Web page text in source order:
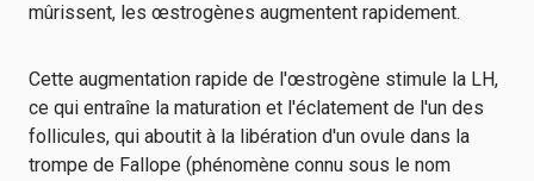
mûrissent, les œstrogènes augmentent rapidement.
Cette augmentation rapide de l'œstrogène stimule la LH,
ce qui entraîne la maturation et l'éclatement de l'un des
follicules, qui aboutit à la libération d'un ovule dans la
trompe de Fallope (phénomène connu sous le nom